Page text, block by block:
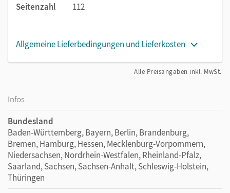
Seitenzahl
112
Allgemeine Lieferbedingungen und Lieferkosten
Alle Preisangaben inkl. MwSt.
Infos
Bundesland
Baden-Württemberg, Bayern, Berlin, Brandenburg,
Bremen, Hamburg, Hessen, Mecklenburg-Vorpommern,
Niedersachsen, Nordrhein-Westfalen, Rheinland-Pfalz,
Saarland, Sachsen, Sachsen-Anhalt, Schleswig-Holstein,
Thüringen